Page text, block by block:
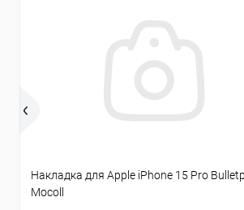
Накладка для Apple iPhone 15 Pro
Mocoll